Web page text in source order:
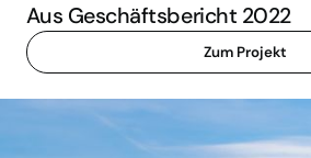
Aus Geschäftsbericht 2022
Zum Projekt